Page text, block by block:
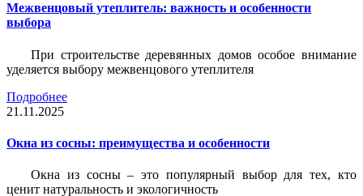
Межвенцовый утеплитель: важность и особенности
выбора
При строительстве деревянных домов особое внимание
уделяется выбору межвенцового утеплителя
Подробнее
21.11.2025
Окна из сосны: преимущества и особенности
Окна из сосны – это популярный выбор для тех, кто
ценит натуральность и экологичность